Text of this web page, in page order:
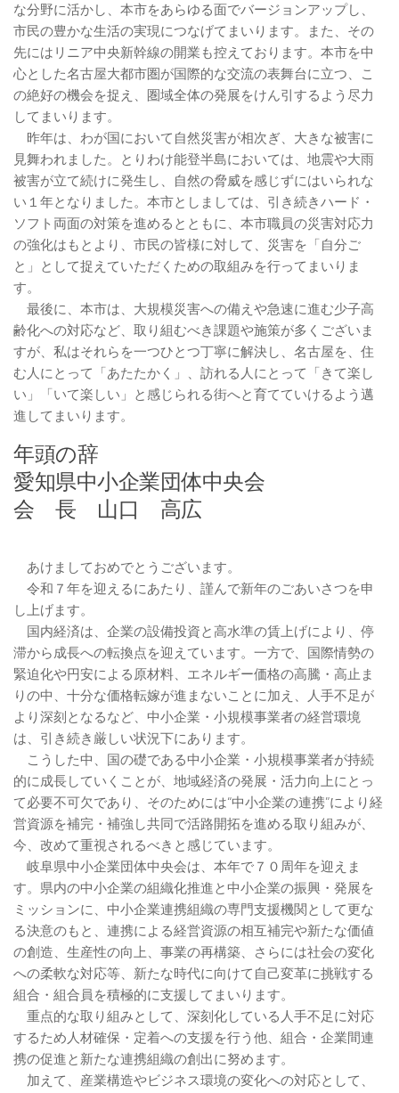
な分野に活かし、本市をあらゆる面でバージョンアップし、
市民の豊かな生活の実現につなげてまいります。また、その
先にはリニア中央新幹線の開業も控えております。本市を中
心とした名古屋大都市圏が国際的な交流の表舞台に立つ、こ
の絶好の機会を捉え、圏域全体の発展をけん引するよう尽力
してまいります。
昨年は、わが国において自然災害が相次ぎ、大きな被害に
見舞われました。とりわけ能登半島においては、地震や大雨
被害が立て続けに発生し、自然の脅威を感じずにはいられな
い１年となりました。本市としましては、引き続きハード・
ソフト両面の対策を進めるとともに、本市職員の災害対応力
の強化はもとより、市民の皆様に対して、災害を「自分ご
と」として捉えていただくための取組みを行ってまいりま
す。
最後に、本市は、大規模災害への備えや急速に進む少子高
齢化への対応など、取り組むべき課題や施策が多くございま
すが、私はそれらを一つひとつ丁寧に解決し、名古屋を、住
む人にとって「あたたかく」、訪れる人にとって「きて楽し
い」「いて楽しい」と感じられる街へと育てていけるよう邁
進してまいります。
年頭の辞
愛知県中小企業団体中央会
会 長 山口 高広
あけましておめでとうございます。
令和７年を迎えるにあたり、謹んで新年のごあいさつを申
し上げます。
国内経済は、企業の設備投資と高水準の賃上げにより、停
滞から成長への転換点を迎えています。一方で、国際情勢の
緊迫化や円安による原材料、エネルギー価格の高騰・高止ま
りの中、十分な価格転嫁が進まないことに加え、人手不足が
より深刻となるなど、中小企業・小規模事業者の経営環境
は、引き続き厳しい状況下にあります。
こうした中、国の礎である中小企業・小規模事業者が持続
的に成長していくことが、地域経済の発展・活力向上にとっ
て必要不可欠であり、そのためには“中小企業の連携”により経
営資源を補完・補強し共同で活路開拓を進める取り組みが、
今、改めて重視されるべきと感じています。
岐阜県中小企業団体中央会は、本年で７０周年を迎えま
す。県内の中小企業の組織化推進と中小企業の振興・発展を
ミッションに、中小企業連携組織の専門支援機関として更な
る決意のもと、連携による経営資源の相互補完や新たな価値
の創造、生産性の向上、事業の再構築、さらには社会の変化
への柔軟な対応等、新たな時代に向けて自己変革に挑戦する
組合・組合員を積極的に支援してまいります。
重点的な取り組みとして、深刻化している人手不足に対応
するため人材確保・定着への支援を行う他、組合・企業間連
携の促進と新たな連携組織の創出に努めます。
加えて、産業構造やビジネス環境の変化への対応として、